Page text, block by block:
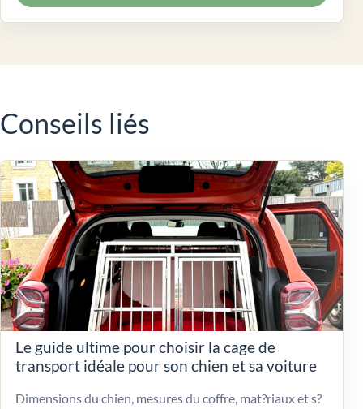
Conseils liés
Le guide ultime pour choisir la cage de
transport idéale pour son chien et sa voiture
Dimensions du chien, mesures du coffre, mat?riaux et s?